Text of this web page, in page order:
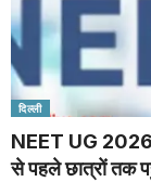
दिल्ली
NEET UG 2026
से पहले छात्रों तक